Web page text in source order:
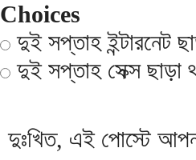
Choices
দুই সপ্তাহ ইন্টারনেট
দুই সপ্তাহ সেক্স ছাড়া
দুঃখিত, এই পোস্টে